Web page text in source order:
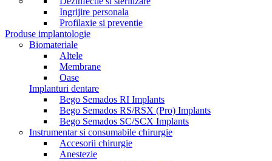
Ingrijire personala
Profilaxie si preventie
Produse implantologie
Biomateriale
Altele
Membrane
Oase
Implanturi dentare
Bego Semados RI Implants
Bego Semados RS/RSX (Pro) Implants
Bego Semados SC/SCX Implants
Instrumentar si consumabile chirurgie
Accesorii chirurgie
Anestezie